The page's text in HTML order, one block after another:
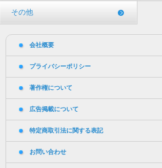
その他
会社概要
プライバシーポリシー
著作権について
広告掲載について
特定商取引法に関する表記
お問い合わせ